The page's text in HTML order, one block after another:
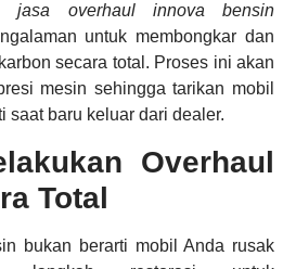
jasa overhaul innova bensin
untuk membongkar dan
secara total. Proses ini akan
mesin sehingga tarikan mobil
saat baru keluar dari dealer.
Overhaul
Total
bukan berarti mobil Anda rusak